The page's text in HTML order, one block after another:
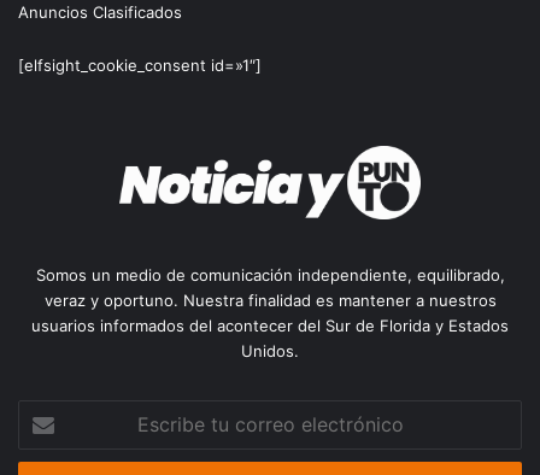
Anuncios Clasificados
[elfsight_cookie_consent id=»1″]
Somos un medio de comunicación independiente, equilibrado,
veraz y oportuno. Nuestra finalidad es mantener a nuestros
usuarios informados del acontecer del Sur de Florida y Estados
Unidos.
Escribe
tu
correo